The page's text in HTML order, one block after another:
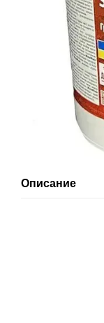
Описание